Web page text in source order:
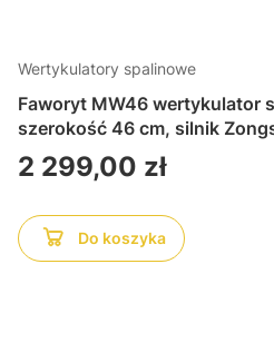
Wertykulatory spalinowe
Faworyt MW46 wertykulator
szerokość 46 cm, silnik
pojemność 208 cm3,
regeneracji trawnika nawet
Cena
2 299,00 zł
Do koszyka